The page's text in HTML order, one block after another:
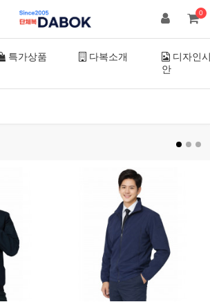
0
특가상품 다복소개
디자인
안